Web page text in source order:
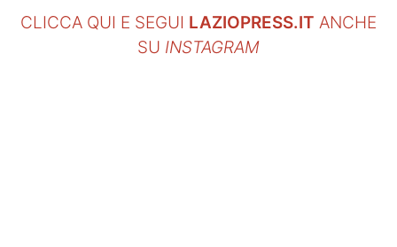
CLICCA QUI E SEGUI LAZIOPRESS.IT ANCHE
SU INSTAGRAM